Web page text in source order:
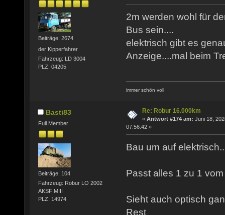
Beiträge: 2674
der Kipperfahrer
Fahrzeug: LD 3004
PLZ: 04205
2m werden wohl für
Bus sein....
elektrisch gibt es
Anzeige....mal beim
immer schön voll
Basti83
Full Member
Beiträge: 104
Fahrzeug: Robur LO 2002
AKSF MIII
PLZ: 14974
Re: Robur 16.000km
« Antwort #174 am: Juni 18,
07:56:42 »
Bau um auf
Passt alles 1 zu 1
Sieht auch optisch
Rest